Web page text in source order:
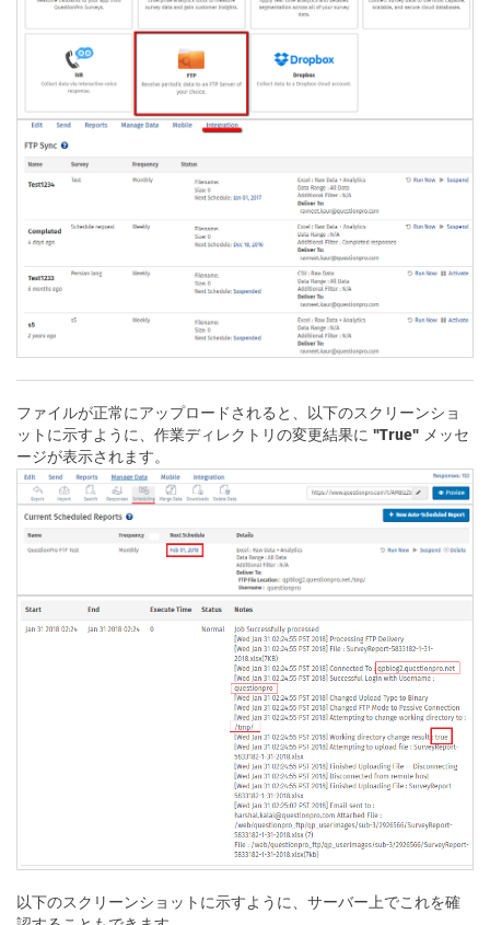
ファイルが正常にアップロードされると、以下のスクリーンショ
ットに示すように、作業ディレクトリの変更結果に "True" メッセ
ージが表示されます。
以下のスクリーンショットに示すように、サーバー上でこれを確